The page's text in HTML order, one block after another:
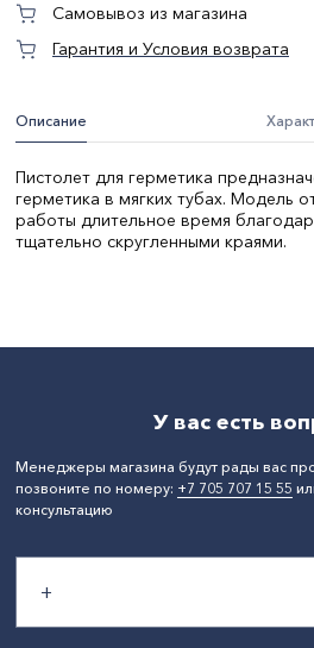
Описание
Пистолет для герметика
герметика в мягких тубах. Модель
работы длительное время
тщательно скругленными краями.
Самовывоз из магазина
Гарантия и Условия возврата
У вас есть
Менеджеры магазина будут рады вас
позвоните по номеру: +7 705 707 15 55
консультацию